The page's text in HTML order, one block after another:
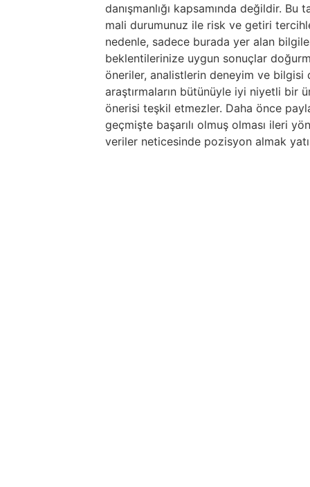
danışmanlığı kapsamında değildir.
mali durumunuz ile risk ve getiri
nedenle, sadece burada yer alan
beklentilerinize uygun sonuçlar
öneriler, analistlerin deneyim ve
araştırmaların bütünüyle iyi niyetli bir
önerisi teşkil etmezler. Daha önce
geçmişte başarılı olmuş olması ileri
veriler neticesinde pozisyon almak